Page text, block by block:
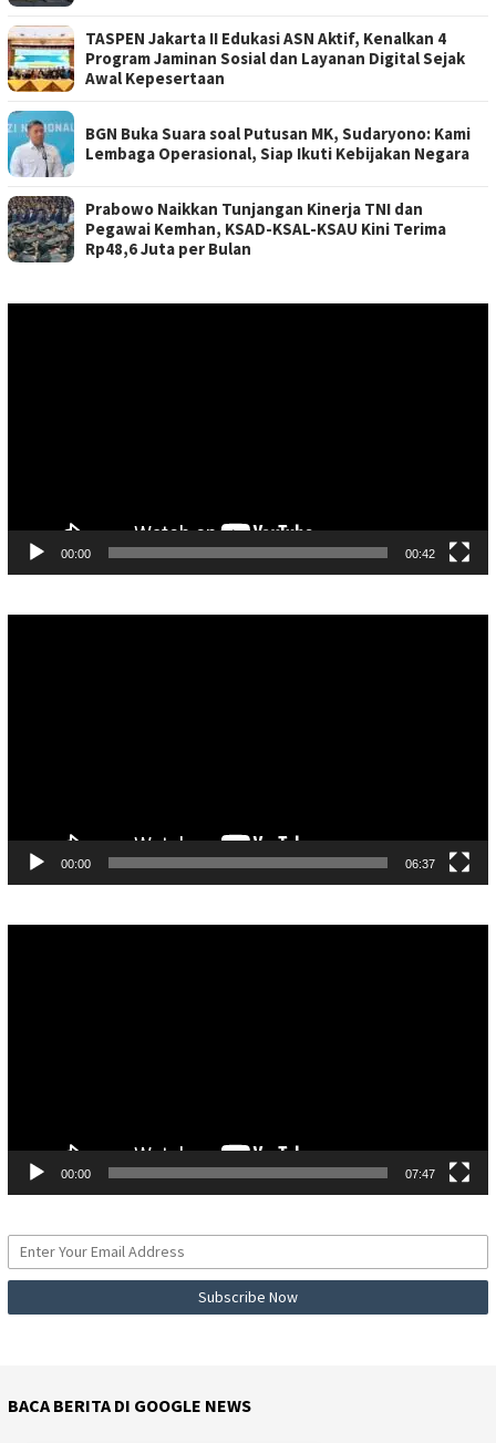
TASPEN Jakarta II Edukasi ASN Aktif, Kenalkan 4
Program Jaminan Sosial dan Layanan Digital Sejak
Awal Kepesertaan
BGN Buka Suara soal Putusan MK, Sudaryono: Kami
Lembaga Operasional, Siap Ikuti Kebijakan Negara
Prabowo Naikkan Tunjangan Kinerja TNI dan
Pegawai Kemhan, KSAD-KSAL-KSAU Kini Terima
Rp48,6 Juta per Bulan
00:00 00:42
00:00 06:37
00:00 07:47
BACA BERITA DI GOOGLE NEWS